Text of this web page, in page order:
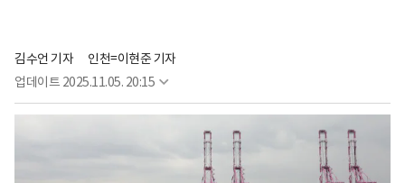
김수언 기자
인천=이현준 기자
업데이트 2025.11.05. 20:15